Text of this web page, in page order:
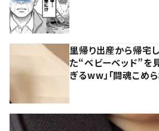
里帰り出産から帰宅
た“ベビーベッド”を
ぎるww」「闘魂こめ